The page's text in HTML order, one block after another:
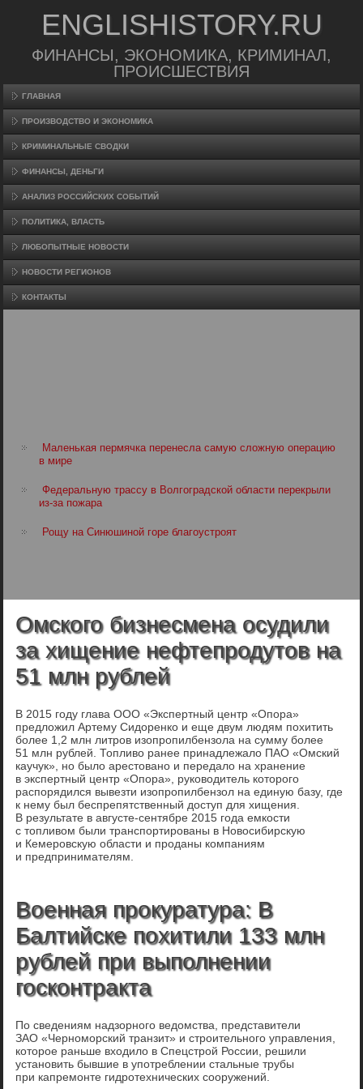
ENGLISHISTORY.RU
ФИНАНСЫ, ЭКОНОМИКА, КРИМИНАЛ,
ПРОИСШЕСТВИЯ
ГЛАВНАЯ
ПРОИЗВΟДСТВО И ЭКОНОМИКА
КРИМИНАЛЬНЫЕ СВОДКИ
ФИНАНСЫ, ДЕНЬГИ
АНАЛИЗ РОССИЙСКИХ СОБЫТИЙ
ПОЛИТИКА, ВЛАСТЬ
ЛЮБОПЫТНЫЕ НОВОСТИ
НОВОСТИ РЕГИОНОВ
КОНТАКТЫ
Маленькая пермячка перенесла самую сложную операцию
в мире
Федеральную трассу в Волгоградской области перекрыли
из-за пожара
Рощу на Синюшиной горе благоустроят
Омского бизнесмена осудили
за хищение нефтепродутов на
51 млн рублей
В 2015 году глава ООО «Экспертный центр «Опора»
предложил Артему Сидоренко и еще двум людям похитить
более 1,2 млн литров изопропилбензола на сумму более
51 млн рублей. Топливо ранее принадлежало ПАО «Омский
каучук», но было арестовано и передало на хранение
в экспертный центр «Опора», руководитель которого
распорядился вывезти изопропилбензол на единую базу, где
к нему был беспрепятственный доступ для хищения.
В результате в августе-сентябре 2015 года емкости
с топливом были транспортированы в Новосибирскую
и Кемеровскую области и проданы компаниям
и предпринимателям.
Военная прокуратура: В
Балтийске похитили 133 млн
рублей при выполнении
госконтракта
По сведениям надзорного ведомства, представители
ЗАО «Черноморский транзит» и строительного управления,
которое раньше входило в Спецстрой России, решили
установить бывшие в употреблении стальные трубы
при капремонте гидротехнических сооружений.